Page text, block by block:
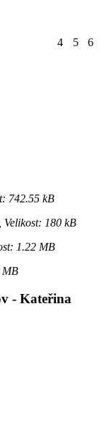
4 5 6
742.55 kB
180 kB
1.22 MB
MB
- Kateřina